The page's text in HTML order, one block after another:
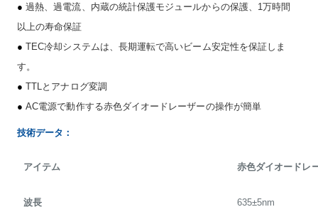
● 過熱、過電流、内蔵の統計保護モジュールからの保護、1万時間
以上の寿命保証
● TEC冷却システムは、長期運転で高いビーム安定性を保証しま
す。
● TTLとアナログ変調
● AC電源で動作する赤色ダイオードレーザーの操作が簡単
技術データ：
アイテム 赤色ダイオードレ
波長 635±5nm